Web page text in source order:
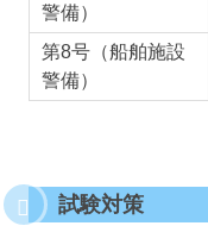
警備）
第8号（船舶施設
警備）
試験対策